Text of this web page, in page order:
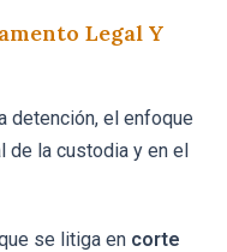
Legal Y
detención, el enfoque
de la custodia y en el
se litiga en corte